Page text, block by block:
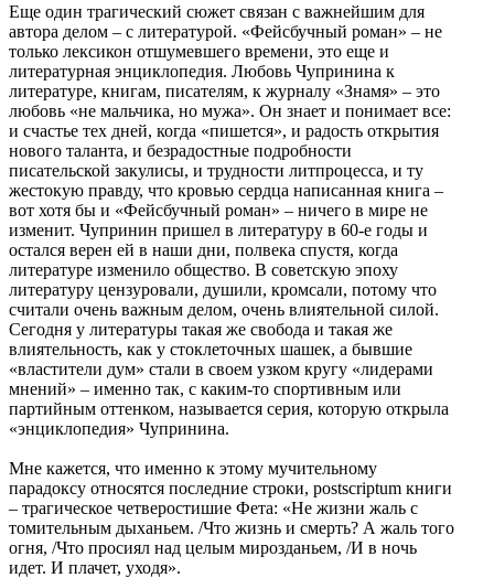
Еще один трагический сюжет связан с важнейшим для
автора делом – с литературой. «Фейсбучный роман» – не
только лексикон отшумевшего времени, это еще и
литературная энциклопедия. Любовь Чупринина к
литературе, книгам, писателям, к журналу «Знамя» – это
любовь «не мальчика, но мужа». Он знает и понимает все:
и счастье тех дней, когда «пишется», и радость открытия
нового таланта, и безрадостные подробности
писательской закулисы, и трудности литпроцесса, и ту
жестокую правду, что кровью сердца написанная книга –
вот хотя бы и «Фейсбучный роман» – ничего в мире не
изменит. Чупринин пришел в литературу в 60-е годы и
остался верен ей в наши дни, полвека спустя, когда
литературе изменило общество. В советскую эпоху
литературу цензуровали, душили, кромсали, потому что
считали очень важным делом, очень влиятельной силой.
Сегодня у литературы такая же свобода и такая же
влиятельность, как у стоклеточных шашек, а бывшие
«властители дум» стали в своем узком кругу «лидерами
мнений» – именно так, с каким-то спортивным или
партийным оттенком, называется серия, которую открыла
«энциклопедия» Чупринина.
Мне кажется, что именно к этому мучительному
парадоксу относятся последние строки, postscriptum книги
– трагическое четверостишие Фета: «Не жизни жаль с
томительным дыханьем. /Что жизнь и смерть? А жаль того
огня, /Что просиял над целым мирозданьем, /И в ночь
идет. И плачет, уходя».